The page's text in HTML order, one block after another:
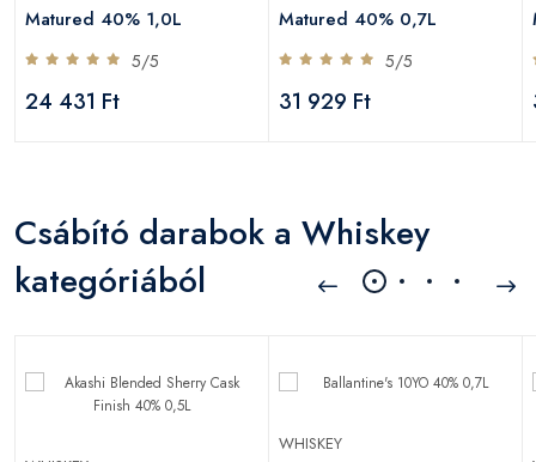
Matured 40% 1,0L
5/5
24 431 Ft
Matured 40% 0,7L
5/5
31 929 Ft
Csábító darabok a Whiskey
kategóriából
WHISKEY